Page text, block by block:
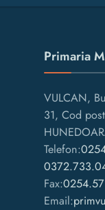
Primaria
VULCAN,
31, Cod
Telefon:
Fax:
Email: